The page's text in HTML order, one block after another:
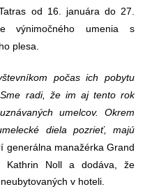
od 16. januára do27.
výnimočného umenia s
plesa.
počas ich pobytu
radi, že im aj tento rok
umelcov. Okrem
diela pozrieť, majú
generálna manažérka Grand
Kathrin Noll
a dodáva, že
v hoteli.